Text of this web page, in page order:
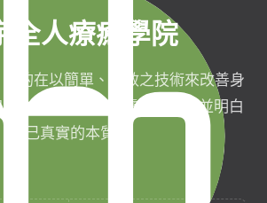
全人療癒學院
的在以簡單、有效之技術來改善身
生命目標與實現靈性生活，並明白
自己真實的本質。